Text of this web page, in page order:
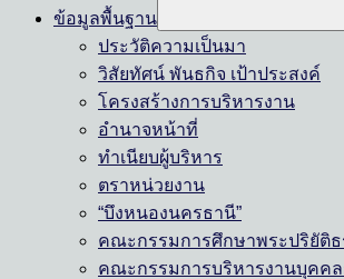
ข้อมูลพื้นฐาน
ประวัติความเป็นมา
วิสัยทัศน์ พันธกิจ เป้าประสงค์
โครงสร้างการบริหารงาน
อำนาจหน้าที่
ทำเนียบผู้บริหาร
ตราหน่วยงาน
“บึงหนองนครธานี”
คณะกรรมการศึกษาพระปริยัติธ
คณะกรรมการบริหารงานบุคค